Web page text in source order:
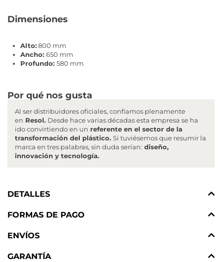
Dimensiones
Alto:800 mm
Ancho: 650 mm
Profundo: 580 mm
Por qué nos gusta
Al ser distribuidores oficiales, confiamos plenamente
en Resol. Desde hace varias décadas esta empresa se ha
ido convirtiendo en un referente en el sector de la
transformación del plástico. Si tuviésemos que resumir la
marca en tres palabras, sin duda serían: diseño,
innovación y tecnología.
DETALLES
FORMAS DE PAGO
ENVÍOS
GARANTÍA